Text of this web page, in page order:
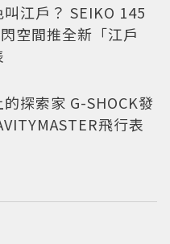
江戶？ SEIKO 145
空間推全新「江戶
探索家 G-SHOCK發
飛行表